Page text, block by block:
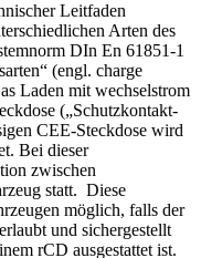
Leitfaden
Arten des
DIn En 61851-1
(engl. charge
Laden mit wechselstrom
(„Schutzkontakt-
CEE-Steckdose wird
Bei dieser
zwischen
statt. Diese
möglich, falls der
und sichergestellt
rCD ausgestattet ist.